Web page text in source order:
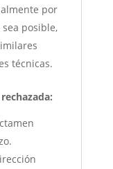
por
posible,
técnicas.